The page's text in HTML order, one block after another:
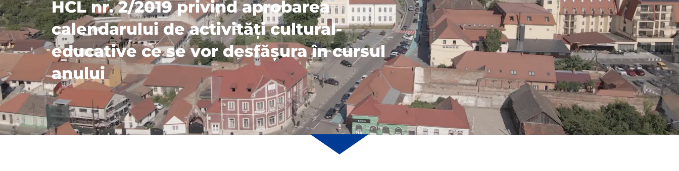
HCL nr. 2/2019 privind aprobarea
calendarului de activități cultural-
educative ce se vor desfășura în cursul
anului